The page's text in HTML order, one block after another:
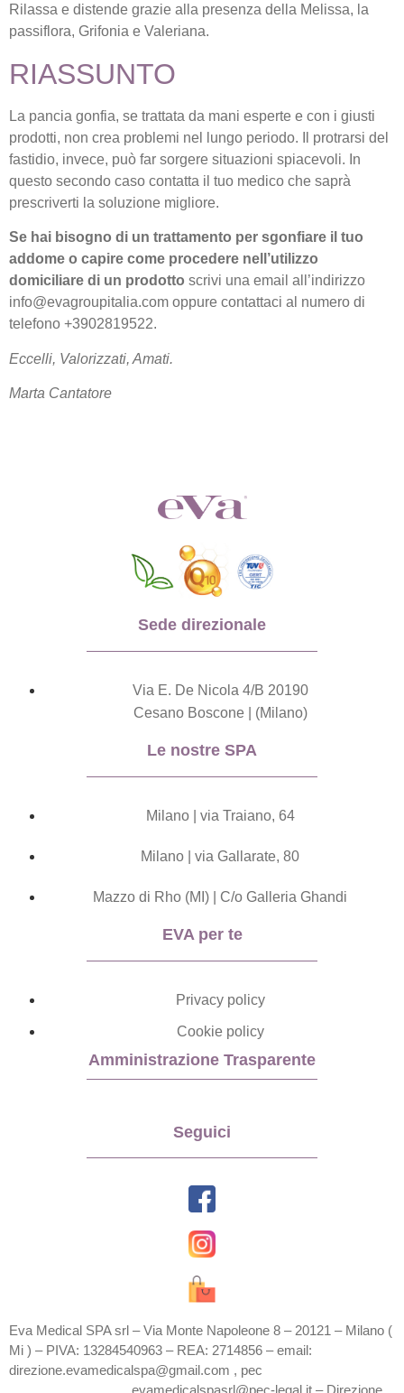
Rilassa e distende grazie alla presenza della Melissa, la
passiflora, Grifonia e Valeriana.
RIASSUNTO
La pancia gonfia, se trattata da mani esperte e con i giusti
prodotti, non crea problemi nel lungo periodo. Il protrarsi del
fastidio, invece, può far sorgere situazioni spiacevoli. In
questo secondo caso contatta il tuo medico che saprà
prescriverti la soluzione migliore.
Se hai bisogno di un trattamento per sgonfiare il tuo
addome o capire come procedere nell’utilizzo
domiciliare di un prodotto scrivi una email all’indirizzo
info@evagroupitalia.com oppure contattaci al numero di
telefono +3902819522.
Eccelli, Valorizzati, Amati.
Marta Cantatore
Sede direzionale
Via E. De Nicola 4/B 20190
Cesano Boscone | (Milano)
Le nostre SPA
Milano | via Traiano, 64
Milano | via Gallarate, 80
Mazzo di Rho (MI) | C/o Galleria Ghandi
EVA per te
Privacy policy
Cookie policy
Amministrazione Trasparente
Seguici
Eva Medical SPA srl – Via Monte Napoleone 8 – 20121 – Milano (
Mi ) – PIVA: 13284540963 – REA: 2714856 – email:
direzione.evamedicalspa@gmail.com , pec